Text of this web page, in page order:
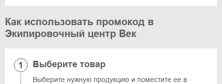
Как использовать промокод в
Экипировочный центр Век
Выберите товар
Выберите нужную продукцию и поместите ее в